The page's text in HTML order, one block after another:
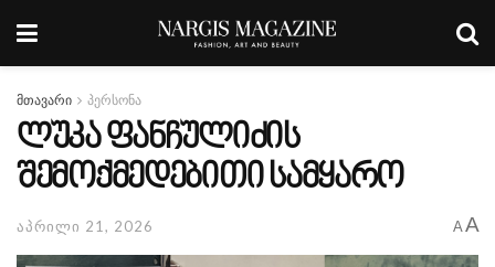
მთავარი პერსონა
ლუკა ფანჩულიძის
შემოქმედებითი სამყარო
აპრილი 21, 2026 A A